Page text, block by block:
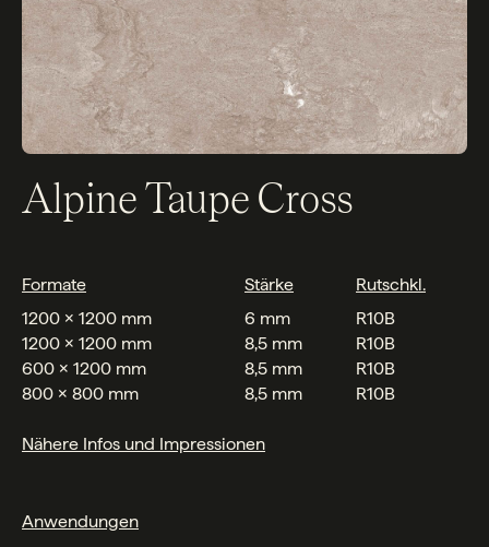
Alpine Taupe Cross
Formate Stärke
Rutschkl.
1200 x 1200 mm
6 mm
R10B
1200 x 1200 mm
8,5 mm
R10B
600 x 1200 mm
8,5 mm
R10B
800 x 800 mm
8,5 mm R10B
Nähere Infos und Impressionen
Anwendungen